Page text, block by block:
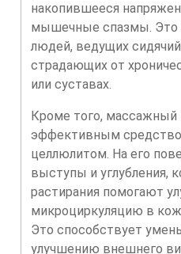
накопившееся
мышечные спазмы. Это
людей, ведущих
страдающих от
или суставах.
Кроме того,
эффективным
целлюлитом. На его
выступы и углубления,
растирания помогают
микроциркуляцию в
Это способствует
улучшению внешнего